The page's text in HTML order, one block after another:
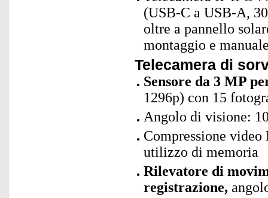
(USB-C a USB-A,
oltre a pannello
montaggio e
Telecamera di
Sensore da 3 MP
1296p) con 15
Angolo di visione:
Compressione
utilizzo di memoria
Rilevatore di
registrazione,